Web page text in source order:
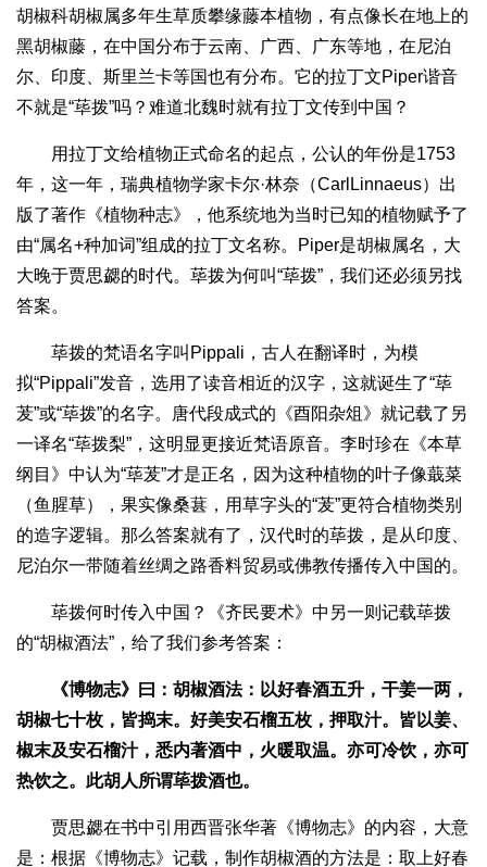
胡椒科胡椒属多年生草质攀缘藤本植物，有点像长在地上的
黑胡椒藤，在中国分布于云南、广西、广东等地，在尼泊
尔、印度、斯里兰卡等国也有分布。它的拉丁文Piper谐音
不就是“荜拨”吗？难道北魏时就有拉丁文传到中国？
用拉丁文给植物正式命名的起点，公认的年份是1753
年，这一年，瑞典植物学家卡尔·林奈（CarlLinnaeus）出
版了著作《植物种志》，他系统地为当时已知的植物赋予了
由“属名+种加词”组成的拉丁文名称。Piper是胡椒属名，大
大晚于贾思勰的时代。荜拨为何叫“荜拨”，我们还必须另找
答案。
荜拨的梵语名字叫Pippali，古人在翻译时，为模
拟“Pippali”发音，选用了读音相近的汉字，这就诞生了“荜
茇”或“荜拨”的名字。唐代段成式的《酉阳杂俎》就记载了另
一译名“荜拨梨”，这明显更接近梵语原音。李时珍在《本草
纲目》中认为“荜茇”才是正名，因为这种植物的叶子像蕺菜
（鱼腥草），果实像桑葚，用草字头的“茇”更符合植物类别
的造字逻辑。那么答案就有了，汉代时的荜拨，是从印度、
尼泊尔一带随着丝绸之路香料贸易或佛教传播传入中国的。
荜拨何时传入中国？《齐民要术》中另一则记载荜拨
的“胡椒酒法”，给了我们参考答案：
《博物志》曰：胡椒酒法：以好春酒五升，干姜一两，
胡椒七十枚，皆捣末。好美安石榴五枚，押取汁。皆以姜、
椒末及安石榴汁，悉内著酒中，火暖取温。亦可冷饮，亦可
热饮之。此胡人所谓荜拨酒也。
贾思勰在书中引用西晋张华著《博物志》的内容，大意
是：根据《博物志》记载，制作胡椒酒的方法是：取上好春